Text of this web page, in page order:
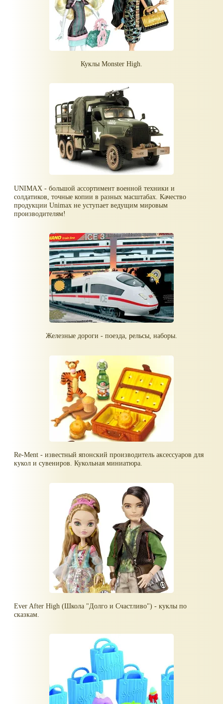
Куклы Monster High.
UNIMAX - большой ассортимент военной техники и
солдатиков, точные копии в разных масштабах. Качество
продукции Unimax не уступает ведущим мировым
производителям!
Железные дороги - поезда, рельсы, наборы.
Re-Ment - известный японский производитель аксессуаров для
кукол и сувениров. Кукольная миниатюра.
Ever After High (Школа "Долго и Счастливо") - куклы по
сказкам.